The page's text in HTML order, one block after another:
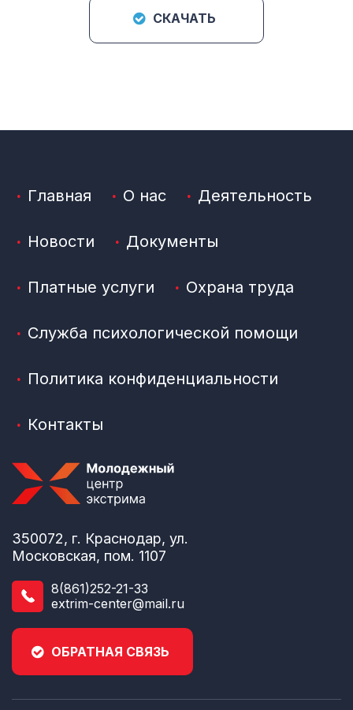
СКАЧАТЬ
350072, г. Краснодар, ул.
Московская, пом. 1107
8(861)252-21-33
extrim-center@mail.ru
ОБРАТНАЯ СВЯЗЬ
Главная О нас Деятельность
Новости Документы
Платные услуги Охрана труда
Служба психологической помощи
Политика конфиденциальности
Контакты